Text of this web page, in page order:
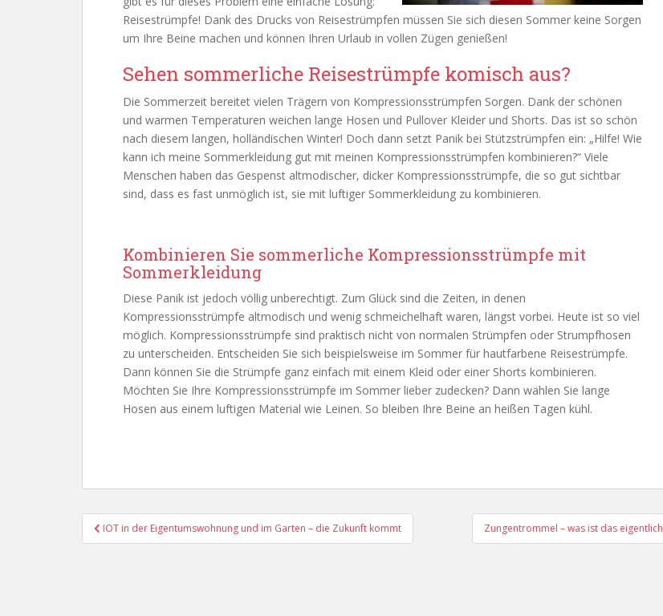
Reisestrümpfe! Dank des Drucks von Reisestrümpfen müssen Sie sich diesen Sommer keine Sorgen
um Ihre Beine machen und können Ihren Urlaub in vollen Zügen genießen!
Sehen sommerliche Reisestrümpfe komisch aus?
Die Sommerzeit bereitet vielen Trägern von Kompressionsstrümpfen Sorgen. Dank der schönen
und warmen Temperaturen weichen lange Hosen und Pullover Kleider und Shorts. Das ist so schön
nach diesem langen, holländischen Winter! Doch dann setzt Panik bei Stützstrümpfen ein: „Hilfe! Wie
kann ich meine Sommerkleidung gut mit meinen Kompressionsstrümpfen kombinieren?“ Viele
Menschen haben das Gespenst altmodischer, dicker Kompressionsstrümpfe, die so gut sichtbar
sind, dass es fast unmöglich ist, sie mit luftiger Sommerkleidung zu kombinieren.
Kombinieren Sie sommerliche Kompressionsstrümpfe mit
Sommerkleidung
Diese Panik ist jedoch völlig unberechtigt. Zum Glück sind die Zeiten, in denen
Kompressionsstrümpfe altmodisch und wenig schmeichelhaft waren, längst vorbei. Heute ist so viel
möglich. Kompressionsstrümpfe sind praktisch nicht von normalen Strümpfen oder Strumpfhosen
zu unterscheiden. Entscheiden Sie sich beispielsweise im Sommer für hautfarbene Reisestrümpfe.
Dann können Sie die Strümpfe ganz einfach mit einem Kleid oder einer Shorts kombinieren.
Möchten Sie Ihre Kompressionsstrümpfe im Sommer lieber zudecken? Dann wählen Sie lange
Hosen aus einem luftigen Material wie Leinen. So bleiben Ihre Beine an heißen Tagen kühl.
Beitragsnavigation
IOT in der Eigentumswohnung und im Garten – die Zukunft kommt Zungentrommel – was ist das eigentlich